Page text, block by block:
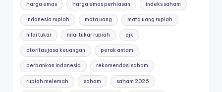
harga emas harga emas perhiasan indeks saham
indonesia rupiah mata uang mata uang rupiah
nilai tukar nilai tukar rupiah ojk
otoritas jasa keuangan perak antam
perbankan indonesia rekomendasi saham
rupiah melemah saham saham 2026